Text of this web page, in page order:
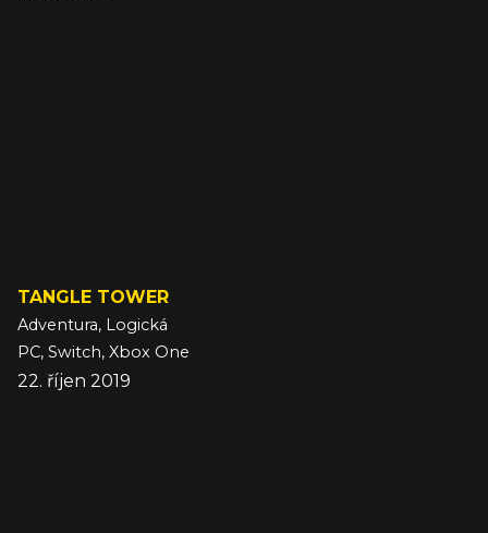
TANGLE TOWER
Adventura, Logická
PC, Switch, Xbox One
22. říjen 2019